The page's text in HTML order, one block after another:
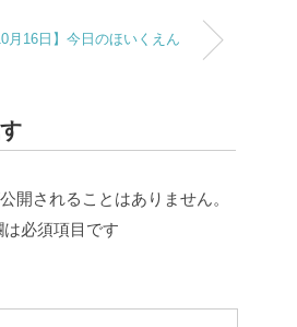
月16日】今日のほいくえん
開されることはありません。
必須項目です